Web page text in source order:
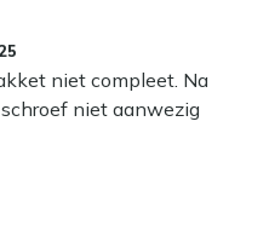
wordt geleverd met een
direct kunt genieten van
minder vaak schoon te
niet compleet. Na
niet aanwezig